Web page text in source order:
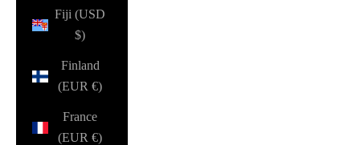
Fiji (USD
$)
Finland
(EUR €)
France
(EUR €)